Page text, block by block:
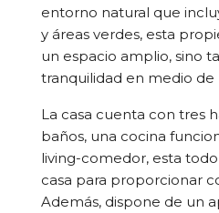
entorno natural que
y áreas verdes, esta
un espacio amplio, sino
tranquilidad en medio de
La casa cuenta con tres
baños, una cocina
living-comedor, esta
casa para proporcionar
Además, dispone de un